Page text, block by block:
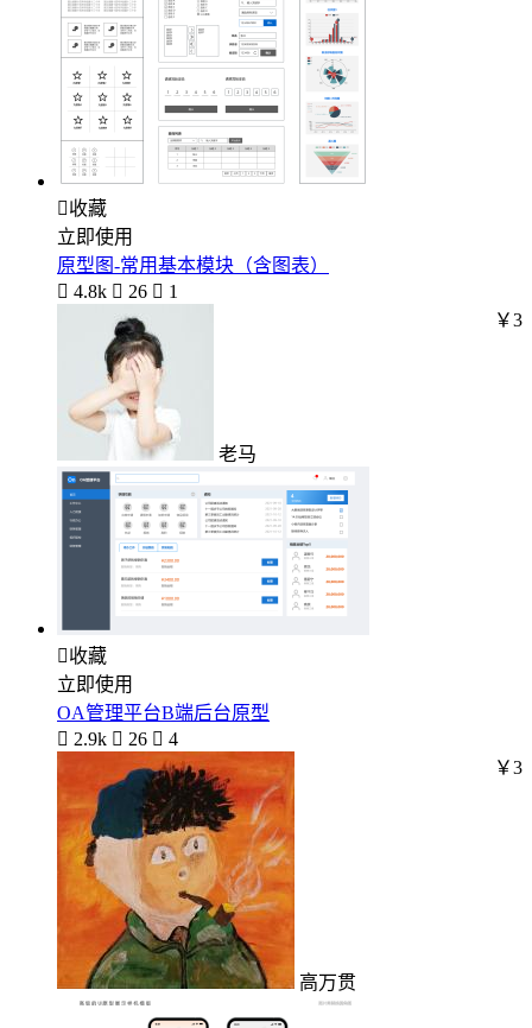
收藏
立即使用
原型图-常用基本模块（含图表）
 4.8k  26  1
老马
￥3
收藏
立即使用
OA管理平台B端后台原型
 2.9k  26  4
高万贯
￥3